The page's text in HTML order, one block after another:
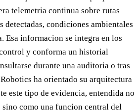
telemetria continua sobre rutas
detectadas, condiciones ambientales
Esa informacion se integra en los
y conforma un historial
durante una auditoria o tras
ha orientado su arquitectura
este tipo de evidencia, entendida no
como una funcion central del